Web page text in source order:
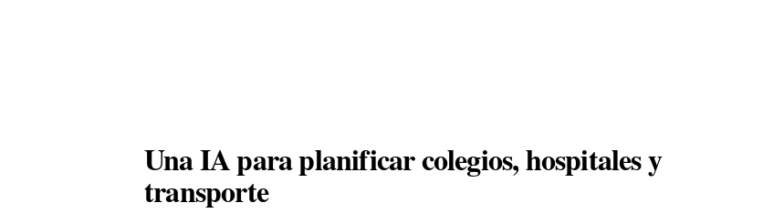
Una IA para planificar colegios, hospitales y
transporte